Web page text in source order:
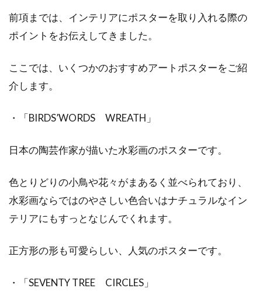
前項までは、インテリアにポスターを取り入れる際の
ポイントをお伝えしてきました。
ここでは、いくつかのおすすめアートポスターをご紹
介します。
・「BIRDS’WORDS WREATH」
日本の陶芸作家が描いた水彩画のポスターです。
色とりどりの小鳥や花々がまあるく並べられており、
水彩画ならではのやさしい色合いはナチュラルなイン
テリアにもすっとなじんでくれます。
正方形の形も可愛らしい、人気のポスターです。
・「SEVENTY TREE CIRCLES」